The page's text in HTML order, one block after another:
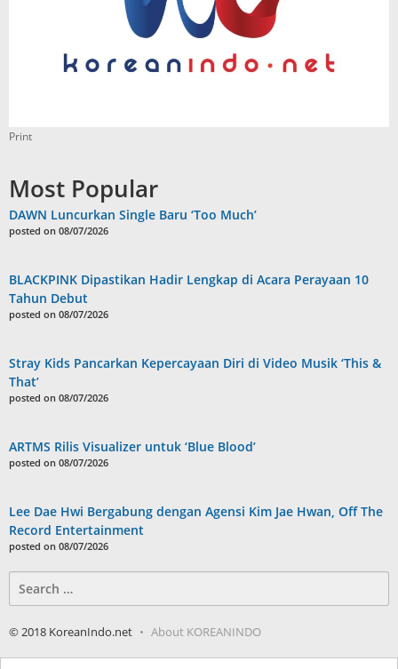
Print
Most Popular
DAWN Luncurkan Single Baru ‘Too Much’
posted on 08/07/2026
BLACKPINK Dipastikan Hadir Lengkap di Acara Perayaan 10
Tahun Debut
posted on 08/07/2026
Stray Kids Pancarkan Kepercayaan Diri di Video Musik ‘This &
That’
posted on 08/07/2026
ARTMS Rilis Visualizer untuk ‘Blue Blood’
posted on 08/07/2026
Lee Dae Hwi Bergabung dengan Agensi Kim Jae Hwan, Off The
Record Entertainment
posted on 08/07/2026
for:
© 2018 KoreanIndo.net About KOREANINDO